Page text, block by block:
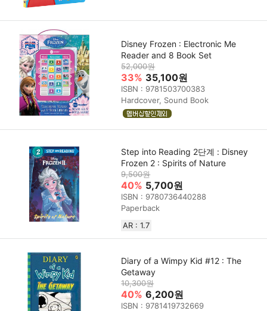
Disney Frozen : Electronic Me
Reader and 8 Book Set
52,000원
33% 35,100원
ISBN : 9781503700383
Hardcover, Sound Book
Step into Reading 2단계 : Disney
Frozen 2 : Spirits of Nature
9,500원
40% 5,700원
ISBN : 9780736440288
Paperback
AR : 1.7
Diary of a Wimpy Kid #12 : The
Getaway
10,300원
40% 6,200원
ISBN : 9781419732669